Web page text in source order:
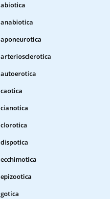
abiotica
anabiotica
aponeurotica
arteriosclerotica
autoerotica
caotica
cianotica
clorotica
dispotica
ecchimotica
epizootica
gotica